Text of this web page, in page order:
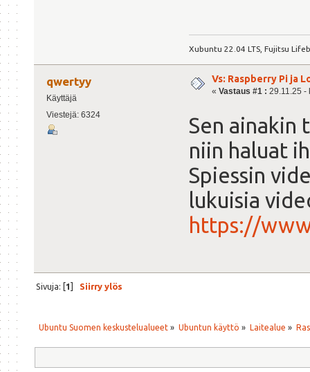
Xubuntu 22.04 LTS, Fujitsu
qwertyy
Käyttäjä
Viestejä: 6324
Vs: Raspberry Pi ja
« Vastaus #1 : 29.11.25 -
Sen ainakin
niin haluat
Spiessin
lukuisia
https://
Sivuja: [1] Siirry ylös
Ubuntu Suomen keskustelualueet » Ubuntun käyttö » Laitealue »